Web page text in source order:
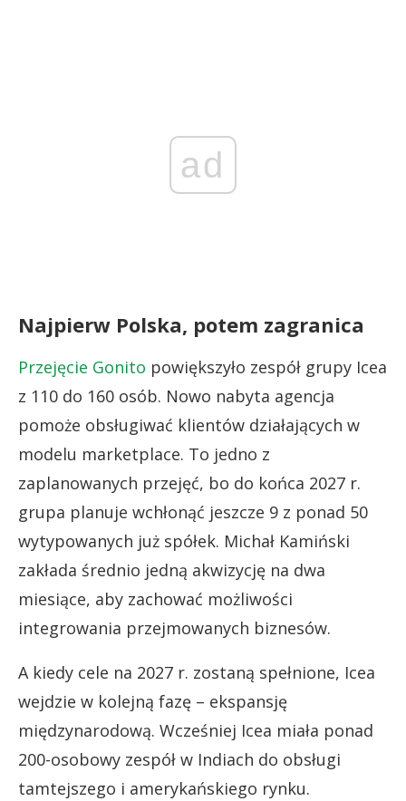
ad
Najpierw Polska, potem zagranica
Przejęcie Gonito powiększyło zespół grupy Icea
z 110 do 160 osób. Nowo nabyta agencja
pomoże obsługiwać klientów działających w
modelu marketplace. To jedno z
zaplanowanych przejęć, bo do końca 2027 r.
grupa planuje wchłonąć jeszcze 9 z ponad 50
wytypowanych już spółek. Michał Kamiński
zakłada średnio jedną akwizycję na dwa
miesiące, aby zachować możliwości
integrowania przejmowanych biznesów.
A kiedy cele na 2027 r. zostaną spełnione, Icea
wejdzie w kolejną fazę – ekspansję
międzynarodową. Wcześniej Icea miała ponad
200-osobowy zespół w Indiach do obsługi
tamtejszego i amerykańskiego rynku.